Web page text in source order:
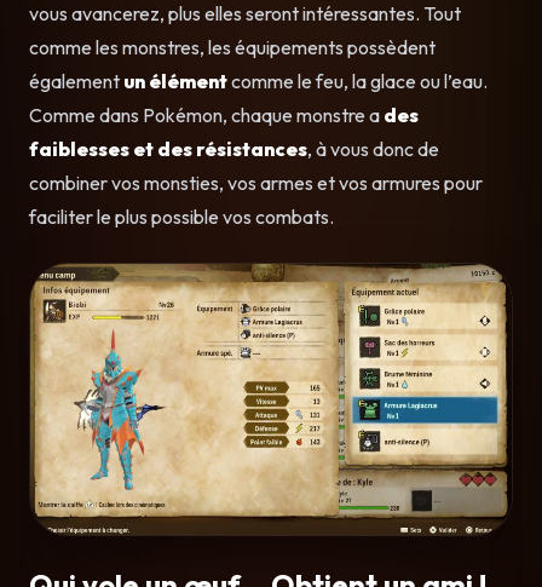
vous avancerez, plus elles seront intéressantes. Tout
comme les monstres, les équipements possèdent
également un élémentcomme le feu, la glace ou l’eau.
Comme dans Pokémon, chaque monstre a des
faiblesses et des résistances, à vous donc de
combiner vos monsties, vos armes et vos armures pour
faciliter le plus possible vos combats.